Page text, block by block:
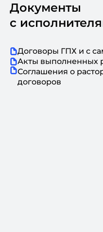
Документы
с
Договоры ГПХ и с
Акты выполненных
Соглашения о
договоров